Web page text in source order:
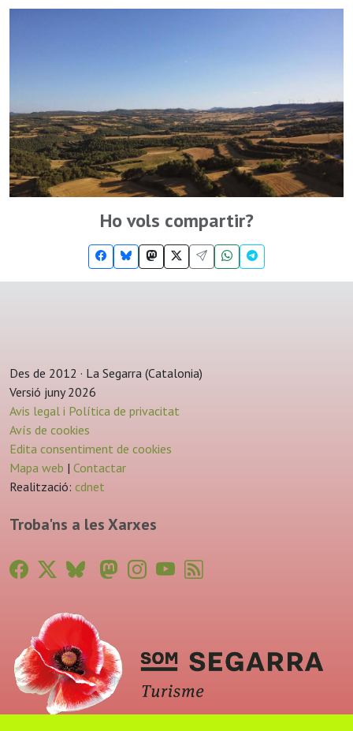
Ho vols compartir?
Des de 2012 · La Segarra (Catalonia)
Versió juny 2026
Avis legal i Política de privacitat
Avís de cookies
Edita consentiment de cookies
Mapa web | Contactar
Realització: cdnet
Troba'ns a les Xarxes